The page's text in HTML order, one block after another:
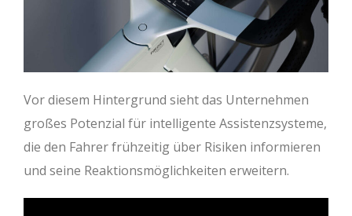
Vor diesem Hintergrund sieht das Unternehmen
großes Potenzial für intelligente Assistenzsysteme,
die den Fahrer frühzeitig über Risiken informieren
und seine Reaktionsmöglichkeiten erweitern.